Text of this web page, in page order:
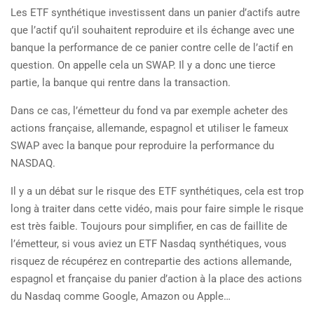
Les ETF synthétique investissent dans un panier d’actifs autre
que l’actif qu’il souhaitent reproduire et ils échange avec une
banque la performance de ce panier contre celle de l’actif en
question. On appelle cela un SWAP. Il y a donc une tierce
partie, la banque qui rentre dans la transaction.
Dans ce cas, l’émetteur du fond va par exemple acheter des
actions française, allemande, espagnol et utiliser le fameux
SWAP avec la banque pour reproduire la performance du
NASDAQ.
Il y a un débat sur le risque des ETF synthétiques, cela est trop
long à traiter dans cette vidéo, mais pour faire simple le risque
est très faible. Toujours pour simplifier, en cas de faillite de
l’émetteur, si vous aviez un ETF Nasdaq synthétiques, vous
risquez de récupérez en contrepartie des actions allemande,
espagnol et française du panier d’action à la place des actions
du Nasdaq comme Google, Amazon ou Apple…